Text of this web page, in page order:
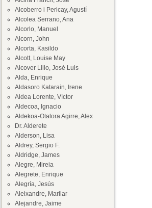
Alcoberro i Pericay, Agustí
Alcolea Serrano, Ana
Alcorlo, Manuel
Alcorn, John
Alcorta, Kasildo
Alcott, Louise May
Alcover Lillo, José Luis
Alda, Enrique
Aldasoro Katarain, Irene
Aldea Lorente, Víctor
Aldecoa, Ignacio
Aldekoa-Otalora Agirre, Alex
Dr. Alderete
Alderson, Lisa
Aldrey, Sergio F.
Aldridge, James
Alegre, Mireia
Alegrete, Enrique
Alegría, Jesús
Aleixandre, Marilar
Alejandre, Jaime